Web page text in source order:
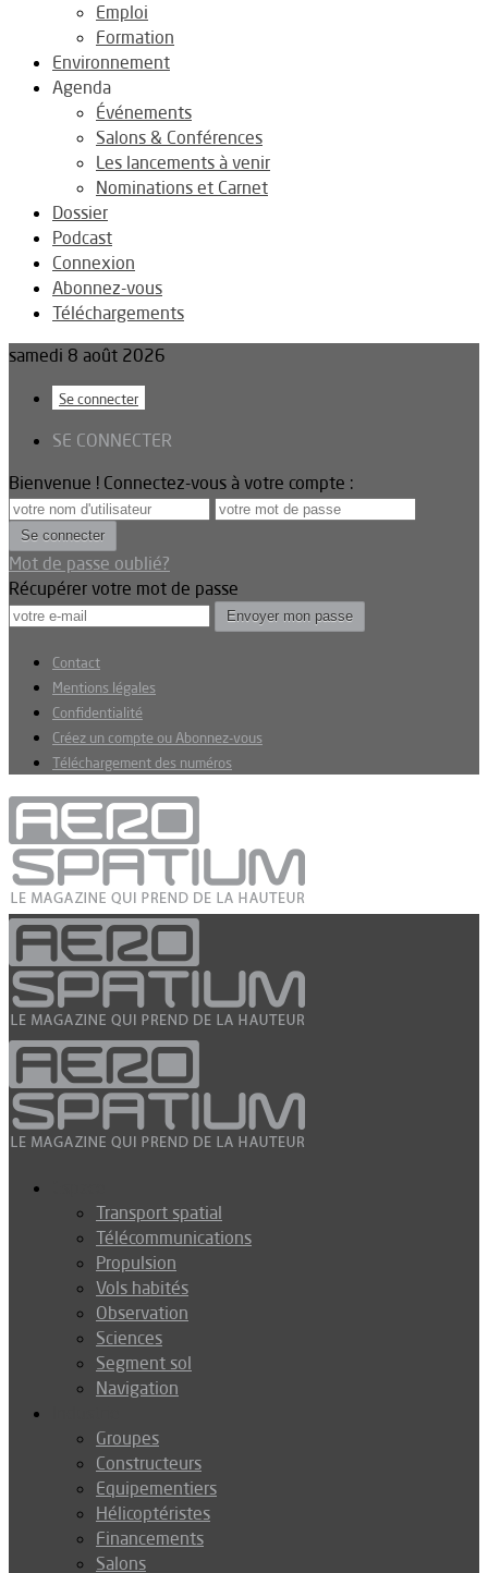
Emploi
Formation
Environnement
Agenda
Événements
Salons & Conférences
Les lancements à venir
Nominations et Carnet
Dossier
Podcast
Connexion
Abonnez-vous
Téléchargements
samedi 8 août 2026
Se connecter
SE CONNECTER
Bienvenue ! Connectez-vous à votre compte :
Mot de passe oublié?
Récupérer votre mot de passe
Contact
Mentions légales
Confidentialité
Créez un compte ou Abonnez-vous
Téléchargement des numéros
Transport spatial
Télécommunications
Propulsion
Vols habités
Observation
Sciences
Segment sol
Navigation
Groupes
Constructeurs
Equipementiers
Hélicoptéristes
Financements
Salons